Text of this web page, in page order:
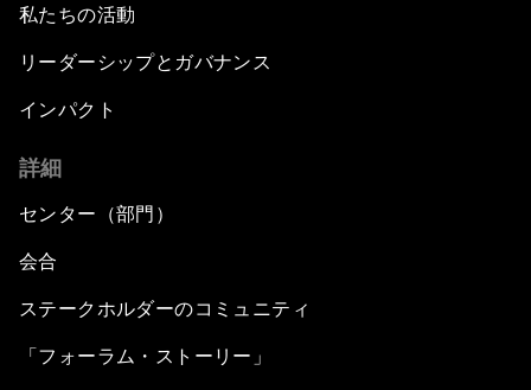
私たちの活動
リーダーシップとガバナンス
インパクト
詳細
センター（部門）
会合
ステークホルダーのコミュニティ
「フォーラム・ストーリー」